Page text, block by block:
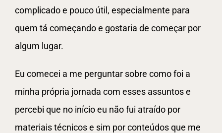
complicado e pouco útil, especialmente para
quem tá começando e gostaria de começar por
algum lugar.
Eu comecei a me perguntar sobre como foi a
minha própria jornada com esses assuntos e
percebi que no início eu não fui atraído por
materiais técnicos e sim por conteúdos que me